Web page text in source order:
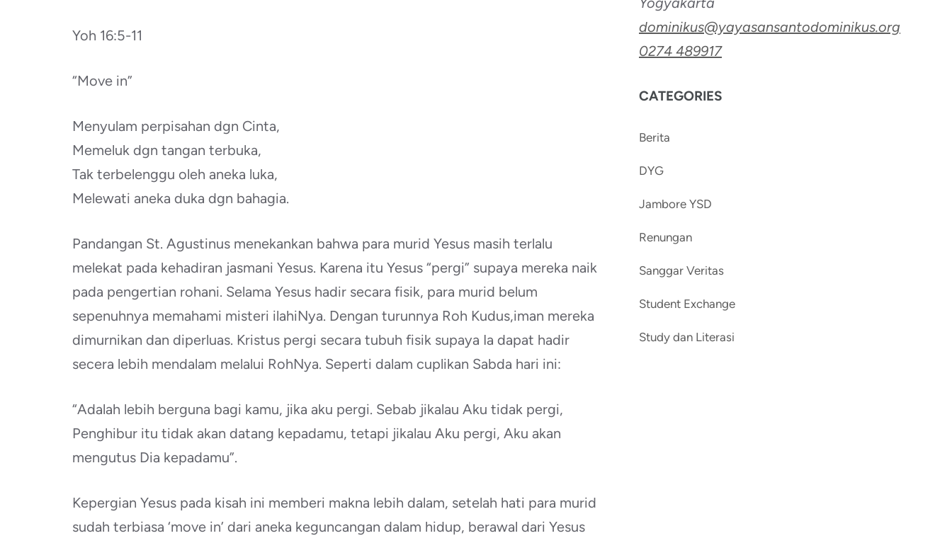
Yoh 16:5-11
“Move in”
Menyulam perpisahan dgn Cinta,
Memeluk dgn tangan terbuka,
Tak terbelenggu oleh aneka luka,
Melewati aneka duka dgn bahagia.
Pandangan St. Agustinus menekankan bahwa para murid Yesus masih terlalu
melekat pada kehadiran jasmani Yesus. Karena itu Yesus “pergi” supaya mereka naik
pada pengertian rohani. Selama Yesus hadir secara fisik, para murid belum
sepenuhnya memahami misteri ilahiNya. Dengan turunnya Roh Kudus,iman mereka
dimurnikan dan diperluas. Kristus pergi secara tubuh fisik supaya Ia dapat hadir
secera lebih mendalam melalui RohNya. Seperti dalam cuplikan Sabda hari ini:
“Adalah lebih berguna bagi kamu, jika aku pergi. Sebab jikalau Aku tidak pergi,
Penghibur itu tidak akan datang kepadamu, tetapi jikalau Aku pergi, Aku akan
mengutus Dia kepadamu”.
Kepergian Yesus pada kisah ini memberi makna lebih dalam, setelah hati para murid
sudah terbiasa ‘move in’ dari aneka keguncangan dalam hidup, berawal dari Yesus
dominikus@yayasansantodominikus.org
0274 489917
CATEGORIES
Berita
DYG
Jambore YSD
Renungan
Sanggar Veritas
Student Exchange
Study dan Literasi